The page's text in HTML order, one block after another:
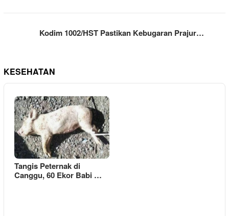
Kodim 1002/HST Pastikan Kebugaran Prajur…
KESEHATAN
Tangis Peternak di
Canggu, 60 Ekor Babi …